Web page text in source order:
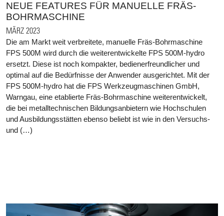
NEUE FEATURES FÜR MANUELLE FRÄS-
BOHRMASCHINE
MÄRZ 2023
Die am Markt weit verbreitete, manuelle Fräs-Bohrmaschine
FPS 500M wird durch die weiterentwickelte FPS 500M-hydro
ersetzt. Diese ist noch kompakter, bedienerfreundlicher und
optimal auf die Bedürfnisse der Anwender ausgerichtet. Mit der
FPS 500M-hydro hat die FPS Werkzeugmaschinen GmbH,
Warngau, eine etablierte Fräs-Bohrmaschine weiterentwickelt,
die bei metalltechnischen Bildungsanbietern wie Hochschulen
und Ausbildungsstätten ebenso beliebt ist wie in den Versuchs-
und (…)